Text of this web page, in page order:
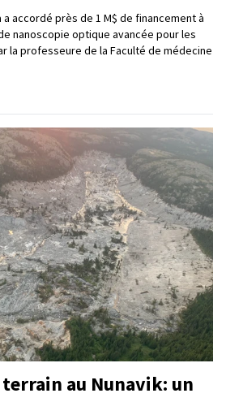
a accordé près de 1 M$ de financement à
nanoscopie optique avancée pour les
la professeure de la Faculté de médecine
au Nunavik: un